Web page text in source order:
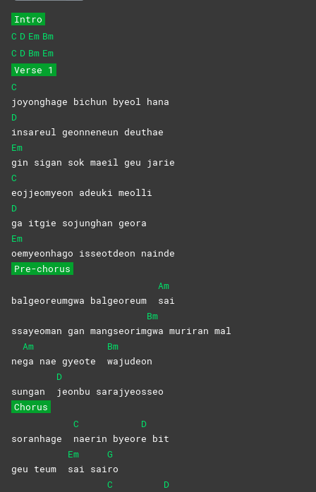
Intro
C D Em Bm
C D Bm Em
Verse 1
C
joyonghage bichun byeol hana
D
insareul geonneneun deuthae
Em
gin sigan sok maeil geu jarie
C
eojjeomyeon adeuki meolli
D
ga itgie sojunghan geora
Em
oemyeonhago isseotdeon nainde
Pre-chorus
balgeoreumgwa balgeoreum
Am
sai
ssayeoman gan mangseorim
Bm
gwa muriran mal
ne
Am
ga nae gyeote
Bm
wajudeon
sungan
D
jeonbu sarajyeosseo
Chorus
soranhage
C
naerin byeor
D
e bit
geu teum
Em
sai sai
G
ro
C
D